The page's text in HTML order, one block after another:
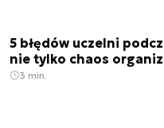
5 błędów uczelni
nie tylko chaos
3 min.